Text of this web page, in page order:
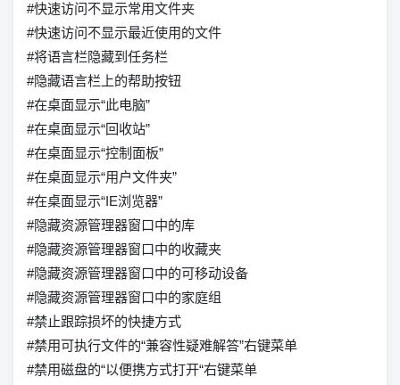
#快速访问不显示常用文件夹
#快速访问不显示最近使用的文件
#将语言栏隐藏到任务栏
#隐藏语言栏上的帮助按钮
#在桌面显示“此电脑”
#在桌面显示“回收站”
#在桌面显示“控制面板”
#在桌面显示“用户文件夹”
#在桌面显示“IE浏览器”
#隐藏资源管理器窗口中的库
#隐藏资源管理器窗口中的收藏夹
#隐藏资源管理器窗口中的可移动设备
#隐藏资源管理器窗口中的家庭组
#禁止跟踪损坏的快捷方式
#禁用可执行文件的“兼容性疑难解答”右键菜单
#禁用磁盘的“以便携方式打开“右键菜单